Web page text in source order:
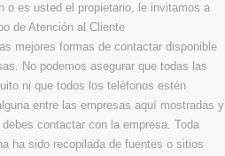
o es usted el propietario, le invitamos a
de Atención al Cliente
mejores formas de contactar disponible
No podemos asegurar que todas las
ni que todos los teléfonos estén
entre las empresas aquí mostradas y
contactar con la empresa. Toda
ha sido recopilada de fuentes o sitios